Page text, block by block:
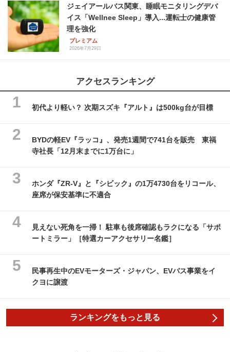
ジェイアールバス関東、睡眠モニタリングデバ
イス「Wellnee Sleep」導入...運転士の健康管
理を強化
プレミアム
2026年7月29日
アクセスランキング
初代より軽い？ 次期スズキ『アルト』は500kg台が目標
BYDの軽EV『ラッコ』、発売1週間で741台を販売 東福
寺社長「12月末までに1万台に」
ホンダ『ZR-V』と『シビック』の1万4730台をリコール、
座席が保安基準に不適合
見えない死角を一掃！ 駐車も後席確認もラクになる「サポ
ートミラー」［特選カーアクセサリー名鑑］
民事再生中のEVモーターズ・ジャパン、EVバス事業をイ
クヨに譲渡
ランキングをもっと見る